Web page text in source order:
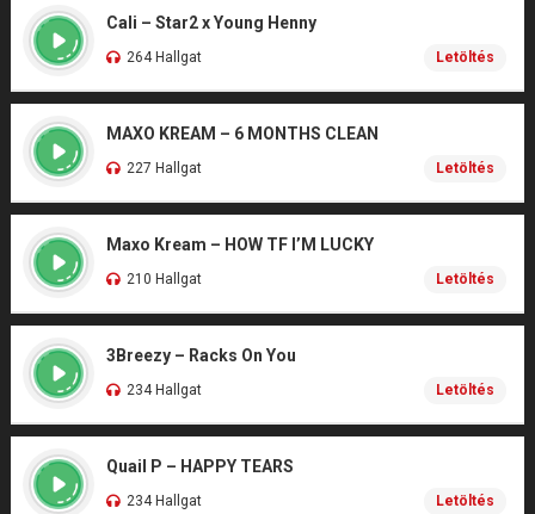
Cali – Star2 x Young Henny
264 Hallgat Letöltés
MAXO KREAM – 6 MONTHS CLEAN
227 Hallgat Letöltés
Maxo Kream – HOW TF I’M LUCKY
210 Hallgat Letöltés
3Breezy – Racks On You
234 Hallgat Letöltés
Quail P – HAPPY TEARS
234 Hallgat Letöltés